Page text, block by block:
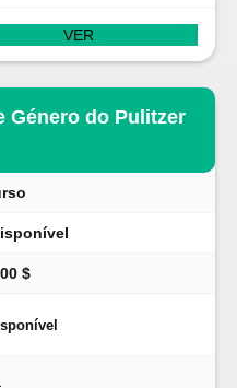
VER
Género do Pulitzer
$